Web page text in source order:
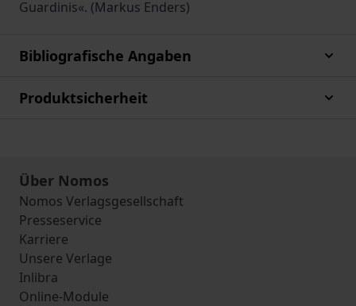
Guardinis«. (Markus Enders)
Bibliografische Angaben
Produktsicherheit
Über Nomos
Nomos Verlagsgesellschaft
Presseservice
Karriere
Unsere Verlage
Inlibra
Online-Module